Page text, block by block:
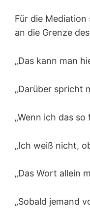
Für die
an die Grenze
„Das kann man
„Darüber spricht
„Wenn ich das
„Ich weiß nicht,
„Das Wort allein
„Sobald jemand